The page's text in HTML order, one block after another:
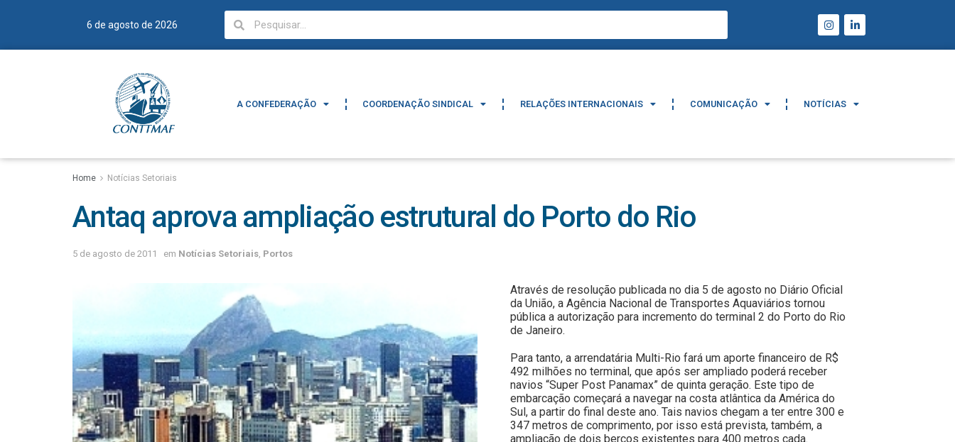
6 de agosto de 2026
A CONFEDERAÇÃO COORDENAÇÃO SINDICAL RELAÇÕES INTERNACIONAIS COMUNICAÇÃO
NOTÍCIAS
Home Notícias Setoriais
Antaq aprova ampliação estrutural do Porto do Rio
5 de agosto de 2011 em Notícias Setoriais Portos
Através de resolução publicada no dia 5 de agosto no Diário Oficial
da União, a Agência Nacional de Transportes Aquaviários tornou
pública a autorização para incremento do terminal 2 do Porto do Rio
de Janeiro.
Para tanto, a arrendatária Multi-Rio fará um aporte financeiro de R$
492 milhões no terminal, que após ser ampliado poderá receber
navios “Super Post Panamax” de quinta geração. Este tipo de
embarcação começará a navegar na costa atlântica da América do
Sul, a partir do final deste ano. Tais navios chegam a ter entre 300 e
347 metros de comprimento, por isso está prevista, também, a
ampliação de dois berços existentes para 400 metros cada.